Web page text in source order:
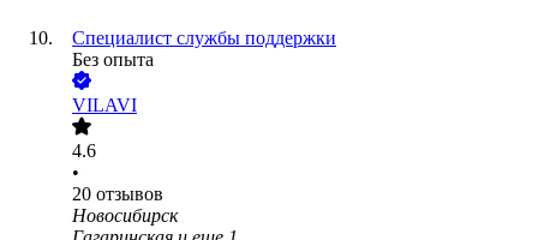
Специалист службы поддержки
Без опыта
VILAVI
4.6
•
20 отзывов
Новосибирск